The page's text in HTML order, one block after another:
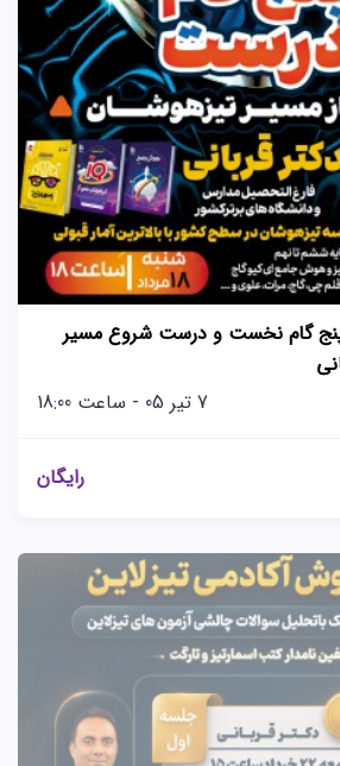
گام نخست و درست شروع مسیر
7 تیر 05 - ساعت 18:00
رایگان